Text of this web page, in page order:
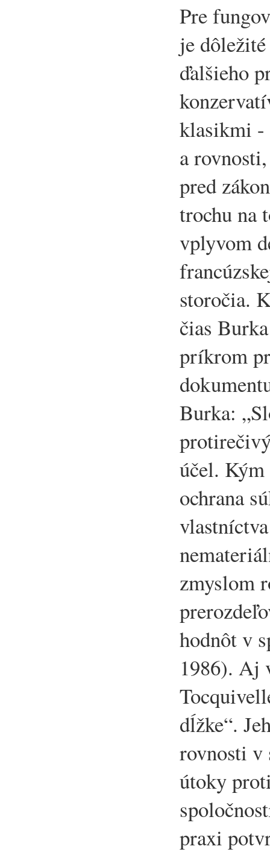
Pre
je
ďalšieho
klasikmi -
a
pred
trochu na
vplyvom
storočia.
čias
príkrom
Burka:
účel.
ochrana
zmyslom
hodnôt v
1986). Aj
dĺžke“.
rovnosti v
útoky
praxi